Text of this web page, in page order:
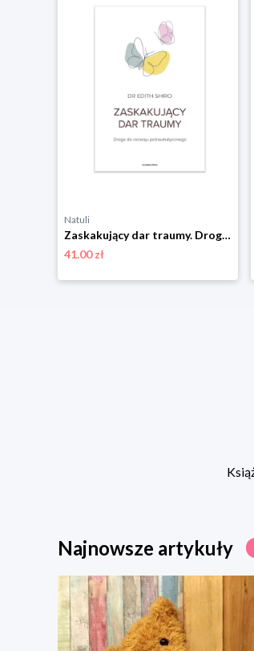
Natuli
Zaskakujący dar traumy. Droga do rozwoju potraumatycznego Czarna owca
41.00 zł
Najnowsze artykuły